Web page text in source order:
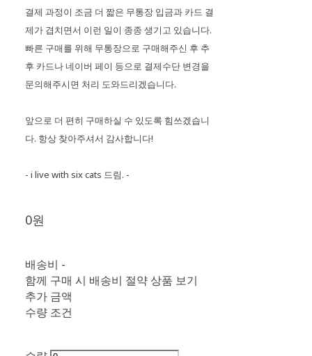
결제 과정이 조금 더 짧은 무통장 입금과 카드 결
제가 겹치면서 이런 일이 종종 생기고 있습니다.
빠른 구매를 위해 무통장으로 구매해주신 후 추
후 카드나 네이버 페이 등으로 결제수단 변경을
문의해주시면 처리 도와드리겠습니다.
앞으로 더 편히 구매하실 수 있도록 힘쓰겠습니
다. 항상 찾아주셔서 감사합니다!
- i live with six cats 드림. -
0원
배송비 -
함께 구매 시 배송비 절약 상품 보기
추가 금액
수량 조건